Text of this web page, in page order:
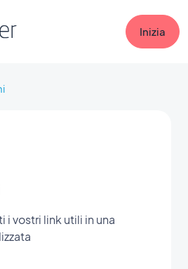
Inizia
vostri link utili in una